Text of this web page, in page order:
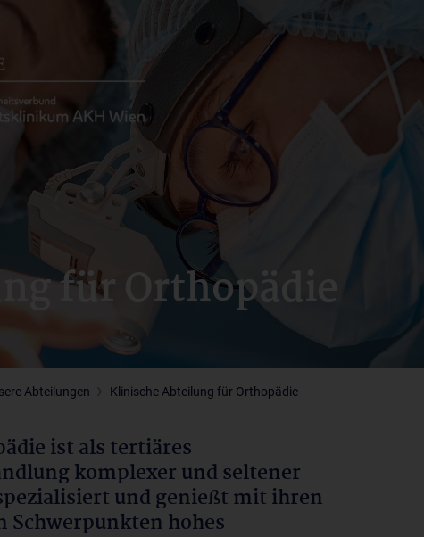
für Orthopädie
Abteilungen Klinische Abteilung für Orthopädie
ist als tertiäres
komplexer und seltener
und genießt mit ihren
hohes